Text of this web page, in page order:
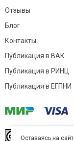
Отзывы
Блог
Контакты
Публикация в ВАК
Публикация в РИНЦ
Публикация в ЕГПНИ
Оставаясь на